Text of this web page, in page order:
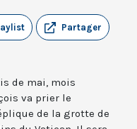
Partager
de mai, mois
va prier le
de la grotte de